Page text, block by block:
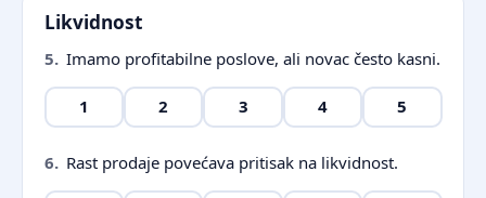
Likvidnost
5. Imamo profitabilne poslove, ali novac često kasni.
1 2 3 4 5
6. Rast prodaje povećava pritisak na likvidnost.